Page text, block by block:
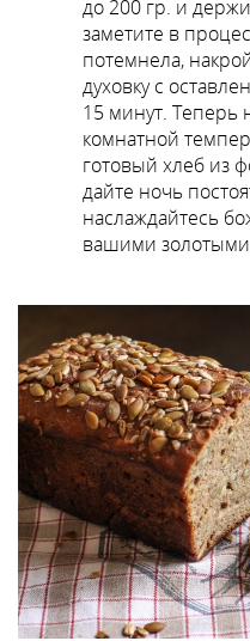
до 200 гр. и
заметите в
потемнела,
духовку с
15 минут. Теперь
комнатной
готовый хлеб из
дайте ночь
наслаждайтесь
вашими